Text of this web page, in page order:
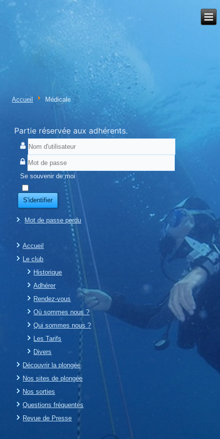
Accueil Médicale
Partie réservée aux adhérents.
Se souvenir de moi
S'identifier
Mot de passe perdu
Accueil
Le club
Historique
Adhérer
Rendez-vous
Où sommes nous ?
Qui sommes nous ?
Les Tarifs
Divers
Découvrir la plongée
Nos sites de plongée
Nos sorties
Questions fréquentes
Revue de Presse